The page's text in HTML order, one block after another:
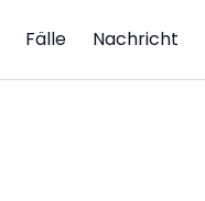
Fälle Nachricht